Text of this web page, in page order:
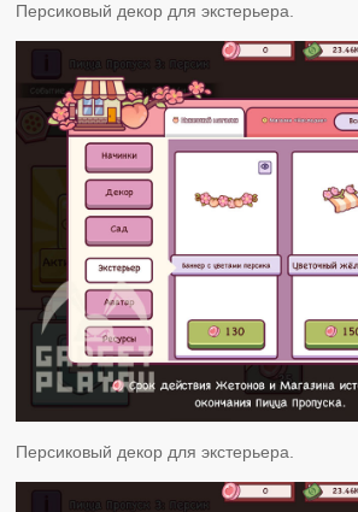
Персиковый декор для экстерьера.
Персиковый декор для экстерьера.